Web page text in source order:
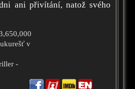
ani přivítání, natož svého
v
-